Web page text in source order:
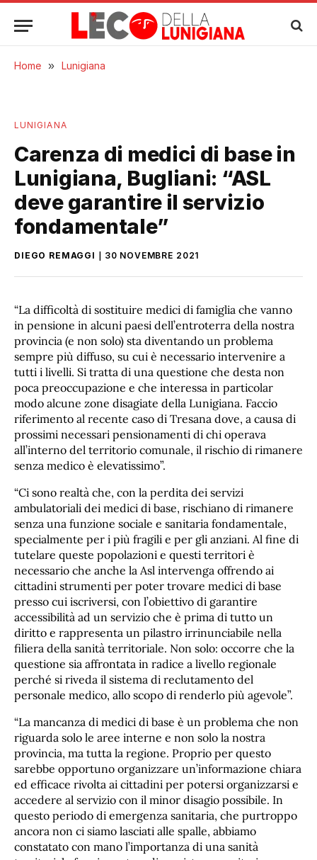
Home » Lunigiana
LUNIGIANA
Carenza di medici di base in
Lunigiana, Bugliani: “ASL
deve garantire il servizio
fondamentale”
DIEGO REMAGGI 30 NOVEMBRE 2021
“La difficoltà di sostituire medici di famiglia che vanno
in pensione in alcuni paesi dell’entroterra della nostra
provincia (e non solo) sta diventando un problema
sempre più diffuso, su cui è necessario intervenire a
tutti i livelli. Si tratta di una questione che desta non
poca preoccupazione e che interessa in particolar
modo alcune zone disagiate della Lunigiana. Faccio
riferimento al recente caso di Tresana dove, a causa di
prossimi necessari pensionamenti di chi operava
all’interno del territorio comunale, il rischio di rimanere
senza medico è elevatissimo”.
“Ci sono realtà che, con la perdita dei servizi
ambulatoriali dei medici di base, rischiano di rimanere
senza una funzione sociale e sanitaria fondamentale,
specialmente per i più fragili e per gli anziani. Al fine di
tutelare queste popolazioni e questi territori è
necessario che anche la Asl intervenga offrendo ai
cittadini strumenti per poter trovare medici di base
presso cui iscriversi, con l’obiettivo di garantire
accessibilità ad un servizio che è prima di tutto un
diritto e rappresenta un pilastro irrinunciabile nella
filiera della sanità territoriale. Non solo: occorre che la
questione sia affrontata in radice a livello regionale
perché si riveda il sistema di reclutamento del
personale medico, allo scopo di renderlo più agevole”.
“La mancanza di medici di base è un problema che non
riguarda solo le aree interne e non solo la nostra
provincia, ma tutta la regione. Proprio per questo
sarebbe opportuno organizzare un’informazione chiara
ed efficace rivolta ai cittadini per potersi organizzarsi e
accedere al servizio con il minor disagio possibile. In
questo periodo di emergenza sanitaria, che purtroppo
ancora non ci siamo lasciati alle spalle, abbiamo
constatato con mano l’importanza di una sanità